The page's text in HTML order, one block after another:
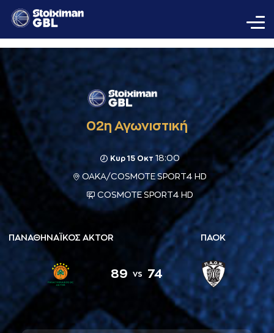
02η Αγωνιστική
Κυρ 15 Οκτ 18:00
ΟΑΚΑ/COSMOTE SPORT4 HD
COSMOTE SPORT4 HD
ΠΑΝΑΘΗΝΑΪΚΟΣ AKTOR
89 vs 74
ΠΑΟΚ